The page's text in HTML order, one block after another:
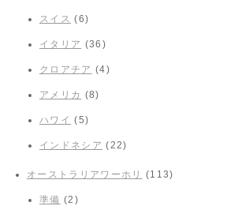
スイス (6)
イタリア (36)
クロアチア (4)
アメリカ (8)
ハワイ (5)
インドネシア (22)
オーストラリアワーホリ (113)
準備 (2)